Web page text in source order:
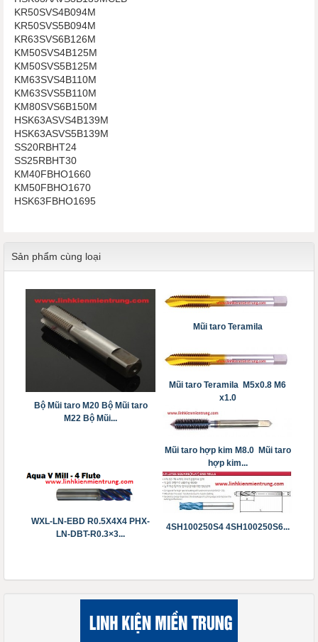
KR50SVS4B094M
KR50SVS5B094M
KR63SVS6B126M
KM50SVS4B125M
KM50SVS5B125M
KM63SVS4B110M
KM63SVS5B110M
KM80SVS6B150M
HSK63ASVS4B139M
HSK63ASVS5B139M
SS20RBHT24
SS25RBHT30
KM40FBHO1660
KM50FBHO1670
HSK63FBHO1695
Sản phẩm cùng loại
Bộ Mũi taro M20 Bộ Mũi taro
M22 Bộ Mũi...
Mũi taro Teramila
Mũi taro Teramila M5x0.8 M6
x1.0
Mũi taro hợp kim M8.0 Mũi taro
hợp kim...
WXL-LN-EBD R0.5X4X4 PHX-
LN-DBT-R0.3×3...
4SH100250S4 4SH100250S6...